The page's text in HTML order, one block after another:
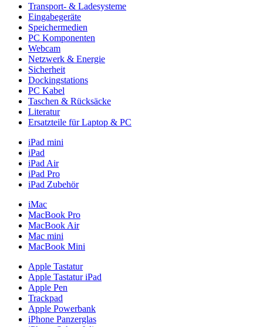
Transport- & Ladesysteme
Eingabegeräte
Speichermedien
PC Komponenten
Webcam
Netzwerk & Energie
Sicherheit
Dockingstations
PC Kabel
Taschen & Rücksäcke
Literatur
Ersatzteile für Laptop & PC
iPad mini
iPad
iPad Air
iPad Pro
iPad Zubehör
iMac
MacBook Pro
MacBook Air
Mac mini
MacBook Mini
Apple Tastatur
Apple Tastatur iPad
Apple Pen
Trackpad
Apple Powerbank
iPhone Panzerglas